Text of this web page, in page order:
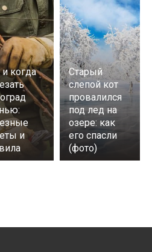
когда
и
Старый
слепой кот
провалился
под лед на
озере: как
его спасли
(фото)